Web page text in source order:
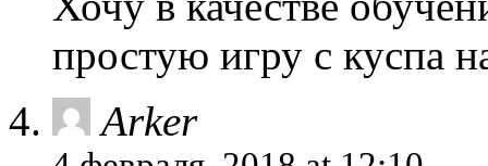
простую игру с куспа
Arker